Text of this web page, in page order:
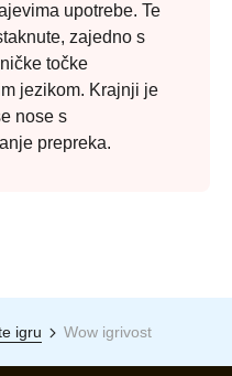
upotrebe. Te
zajedno s
točke
jezikom. Krajnji je
nose s
prepreka.
igru Wow igrivost